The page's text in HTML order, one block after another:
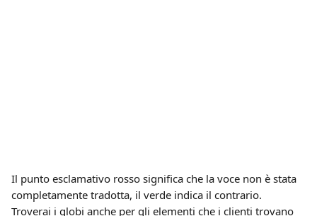
Il punto esclamativo rosso significa che la voce non è stata
completamente tradotta, il verde indica il contrario.
Troverai i globi anche per gli elementi che i clienti trovano